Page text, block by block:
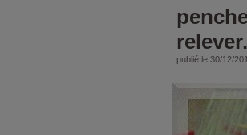
publié le 30/12/